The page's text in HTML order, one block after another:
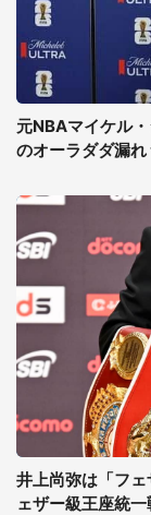
元NBAマイケル
のオーラダダ漏
井上尚弥は「フ
ェザー級王座統